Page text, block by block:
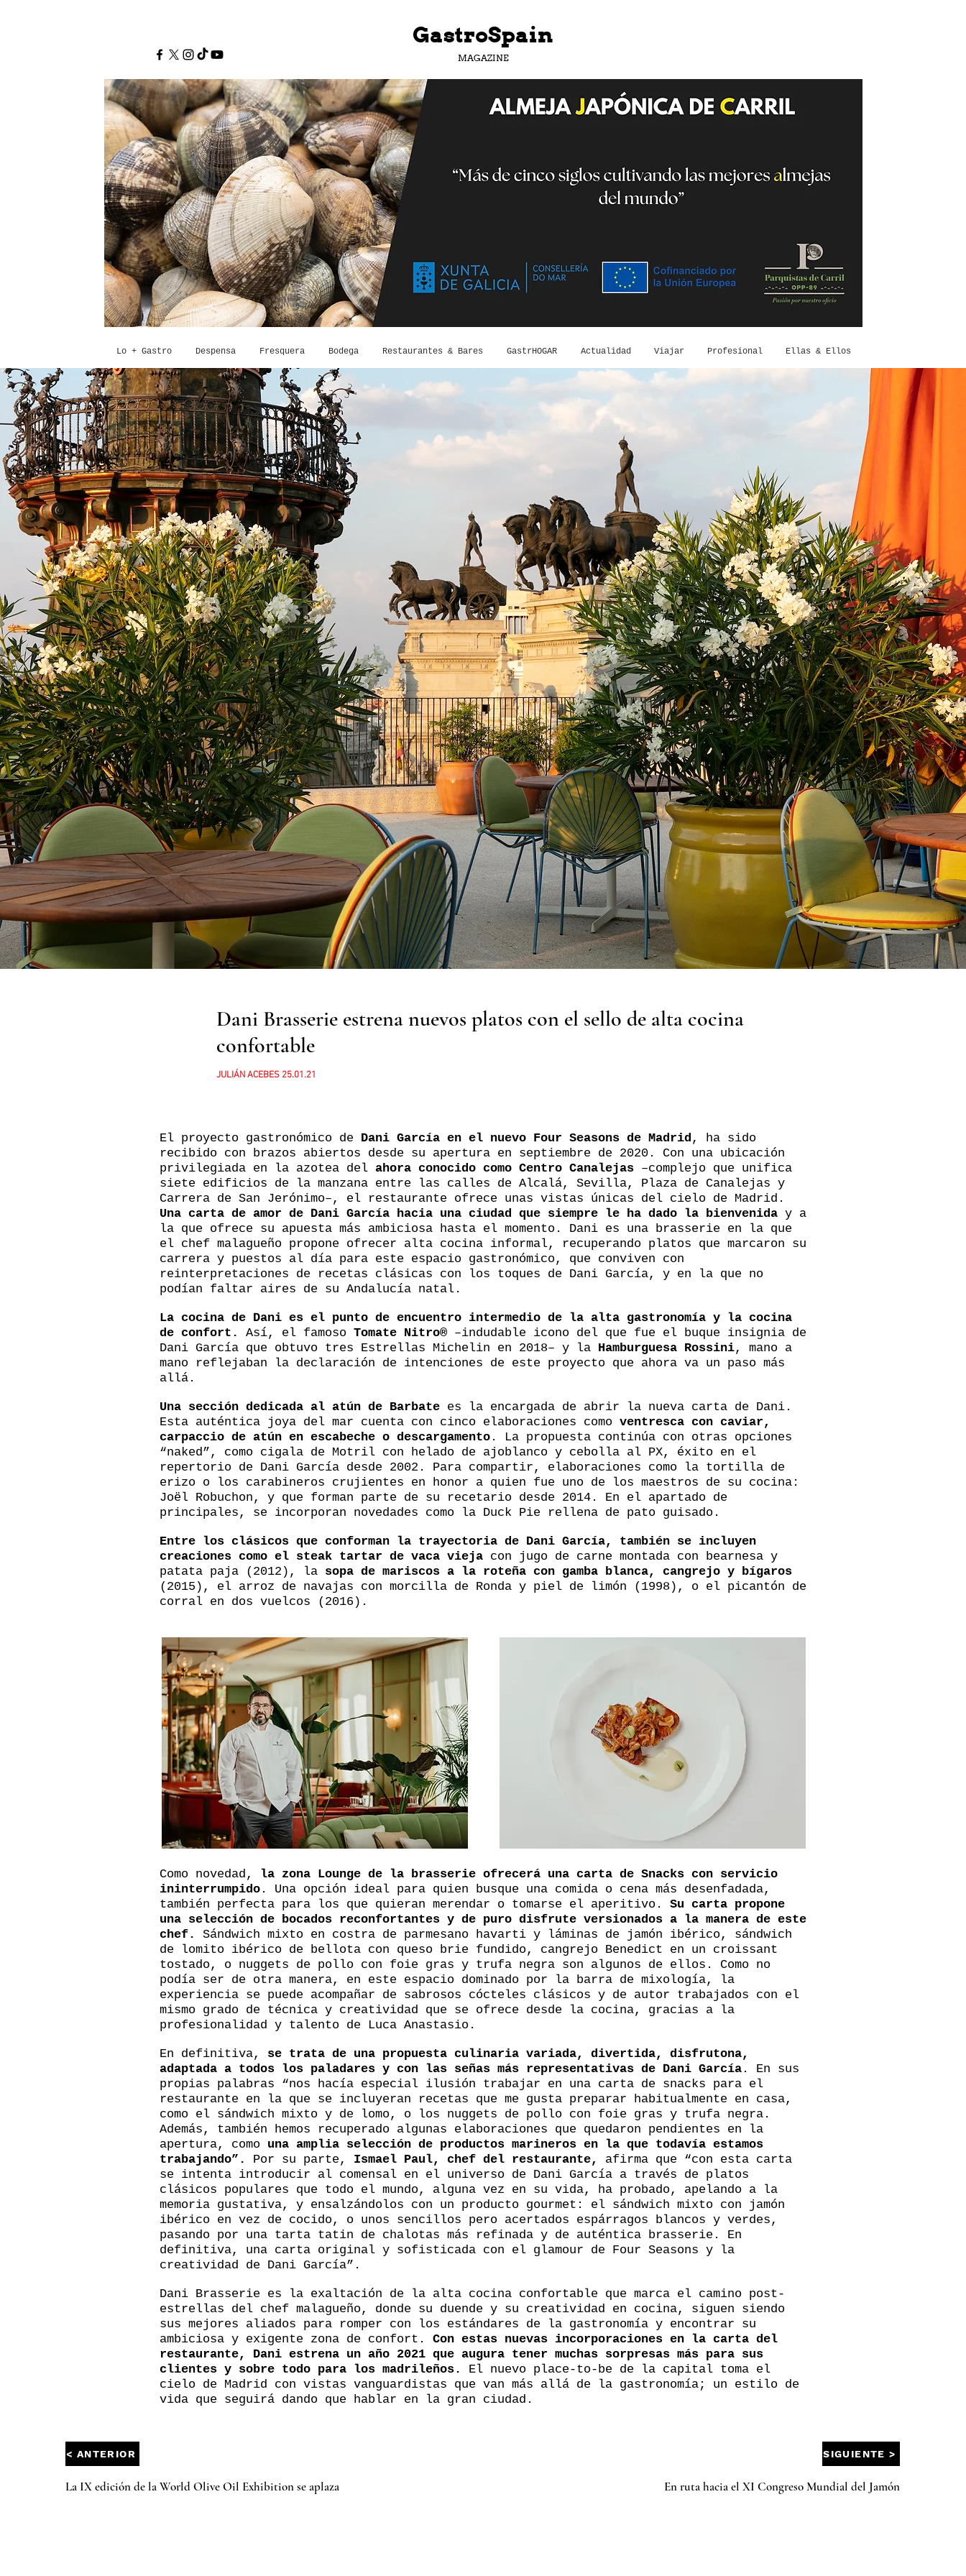
GastroSpain
MAGAZINE
Lo + Gastro Despensa Fresquera Bodega Restaurantes & Bares GastrHOGAR Actualidad Viajar Profesional Ellas & Ellos
Dani Brasserie estrena nuevos platos con el sello de alta cocina
confortable
JULIÁN ACEBES 25.01.21
El proyecto gastronómico de Dani García en el nuevo Four Seasons de Madrid , ha sido
recibido con brazos abiertos desde su apertura en septiembre de 2020. Con una ubicación
privilegiada en la azotea del ahora conocido como Centro Canalejas –complejo que unifica
siete edificios de la manzana entre las calles de Alcalá, Sevilla, Plaza de Canalejas y
Carrera de San Jerónimo–, el restaurante ofrece unas vistas únicas del cielo de Madrid.
Una carta de amor de Dani García hacia una ciudad que siempre le ha dado la bienvenida y a
la que ofrece su apuesta más ambiciosa hasta el momento. Dani es una brasserie en la que
el chef malagueño propone ofrecer alta cocina informal, recuperando platos que marcaron su
carrera y puestos al día para este espacio gastronómico, que conviven con
reinterpretaciones de recetas clásicas con los toques de Dani García, y en la que no
podían faltar aires de su Andalucía natal.
La cocina de Dani es el punto de encuentro intermedio de la alta gastronomía y la cocina
de confort.
Así, el famoso Tomate Nitro® –indudable icono del que fue el buque insignia de
Dani García que obtuvo tres Estrellas Michelin en 2018– y la Hamburguesa Rossini, mano a
mano reflejaban la declaración de intenciones de este proyecto que ahora va un paso más
allá.
Una sección dedicada al atún de Barbate es la encargada de abrir la nueva carta de Dani.
Esta auténtica joya del mar cuenta con cinco elaboraciones como ventresca con caviar,
carpaccio de atún en escabeche o descargamento . La propuesta continúa con otras opciones
“naked”, como cigala de Motril con helado de ajoblanco y cebolla al PX, éxito en el
repertorio de Dani García desde 2002. Para compartir, elaboraciones como la tortilla de
erizo o los carabineros crujientes en honor a quien fue uno de los maestros de su cocina:
Joël Robuchon, y que forman parte de su recetario desde 2014. En el apartado de
principales, se incorporan novedades como la Duck Pie rellena de pato guisado.
Entre los clásicos que conforman la trayectoria de Dani García, también se incluyen
creaciones como el steak tartar de vaca vieja con jugo de carne montada con bearnesa y
patata paja (2012), la sopa de mariscos a la roteña con gamba blanca, cangrejo y bígaros
(2015), el arroz de navajas con morcilla de Ronda y piel de limón (1998), o el picantón de
corral en dos vuelcos (2016).
Como novedad, la zona Lounge de la brasserie ofrecerá una carta de Snacks con servicio
ininterrumpido . Una opción ideal para quien busque una comida o cena más desenfadada,
también perfecta para los que quieran merendar o tomarse el aperitivo. Su carta propone
una selección de bocados reconfortantes y de puro disfrute versionados a la manera de este
chef.
Sándwich mixto en costra de parmesano havarti y láminas de jamón ibérico, sándwich
de lomito ibérico de bellota con queso brie fundido, cangrejo Benedict en un croissant
tostado, o nuggets de pollo con foie gras y trufa negra son algunos de ellos. Como no
podía ser de otra manera, en este espacio dominado por la barra de mixología, la
experiencia se puede acompañar de sabrosos cócteles clásicos y de autor trabajados con el
mismo grado de técnica y creatividad que se ofrece desde la cocina, gracias a la
profesionalidad y talento de Luca Anastasio.
En definitiva, se trata de una propuesta culinaria variada, divertida, disfrutona,
adaptada a todos los paladares y con las señas más representativas de Dani García . En sus
propias palabras “nos hacía especial ilusión trabajar en una carta de snacks para el
restaurante en la que se incluyeran recetas que me gusta preparar habitualmente en casa,
como el sándwich mixto y de lomo, o los nuggets de pollo con foie gras y trufa negra.
Además, también hemos recuperado algunas elaboraciones que quedaron pendientes en la
apertura, como una amplia selección de productos marineros en la que todavía estamos
trabajando”.
Por su parte, Ismael Paul, chef del restaurante,
afirma que “con esta carta
se intenta introducir al comensal en el universo de Dani García a través de platos
clásicos populares que todo el mundo, alguna vez en su vida, ha probado, apelando a la
memoria gustativa, y ensalzándolos con un producto gourmet: el sándwich mixto con jamón
ibérico en vez de cocido, o unos sencillos pero acertados espárragos blancos y verdes,
pasando por una tarta tatin de chalotas más refinada y de auténtica brasserie. En
definitiva, una carta original y sofisticada con el glamour de Four Seasons y la
creatividad de Dani García”.
Dani Brasserie es la exaltación de la alta cocina confortable que marca el camino post-
estrellas del chef malagueño, donde su duende y su creatividad en cocina, siguen siendo
sus mejores aliados para romper con los estándares de la gastronomía y encontrar su
ambiciosa y exigente zona de confort. Con estas nuevas incorporaciones en la carta del
restaurante, Dani estrena un año 2021 que augura tener muchas sorpresas más para sus
clientes y sobre todo para los madrileños.
El nuevo place-to-be de la capital toma el
cielo de Madrid con vistas vanguardistas que van más allá de la gastronomía; un estilo de
vida que seguirá dando que hablar en la gran ciudad.
< ANTERIOR
La IX edición de la World Olive Oil Exhibition se aplaza
SIGUIENTE >
En ruta hacia el XI Congreso Mundial del Jamón